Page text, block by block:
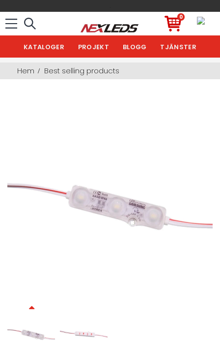
0
KATALOGER PROJEKT BLOGG TJÄNSTER
Hem Best selling products